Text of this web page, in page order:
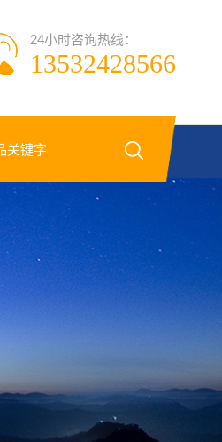
24小时咨询热线：
13532428566